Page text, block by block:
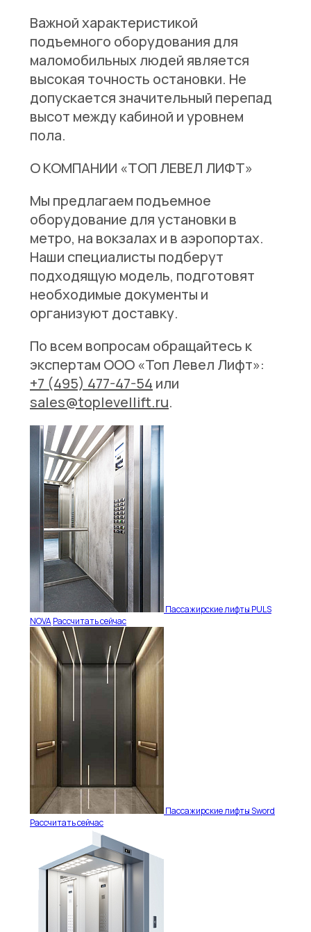
Важной характеристикой
подъемного оборудования для
маломобильных людей является
высокая точность остановки. Не
допускается значительный перепад
высот между кабиной и уровнем
пола.
О КОМПАНИИ «ТОП ЛЕВЕЛ ЛИФТ»
Мы предлагаем подъемное
оборудование для установки в
метро, на вокзалах и в аэропортах.
Наши специалисты подберут
подходящую модель, подготовят
необходимые документы и
организуют доставку.
По всем вопросам обращайтесь к
экспертам ООО «Топ Левел Лифт»:
+7 (495) 477-47-54 или
sales@toplevellift.ru.
Пассажирские лифты PULS
NOVAРассчитать сейчас
Пассажирские лифты Sword
Рассчитать сейчас